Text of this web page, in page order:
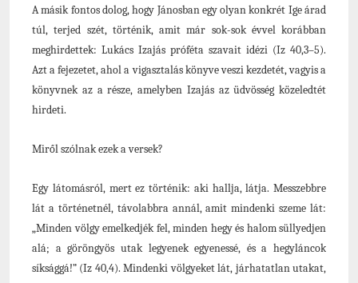
A másik fontos dolog, hogy Jánosban egy olyan konkrét Ige árad
túl, terjed szét, történik, amit már sok-sok évvel korábban
meghirdettek: Lukács Izajás próféta szavait idézi (Iz 40,3–5).
Azt a fejezetet, ahol a vigasztalás könyve veszi kezdetét, vagyis a
könyvnek az a része, amelyben Izajás az üdvösség közeledtét
hirdeti.
Miről szólnak ezek a versek?
Egy látomásról, mert ez történik: aki hallja, látja. Messzebbre
lát a történetnél, távolabbra annál, amit mindenki szeme lát:
„Minden völgy emelkedjék fel, minden hegy és halom süllyedjen
alá; a göröngyös utak legyenek egyenessé, és a hegyláncok
síksággá!” (Iz 40,4). Mindenki völgyeket lát, járhatatlan utakat,